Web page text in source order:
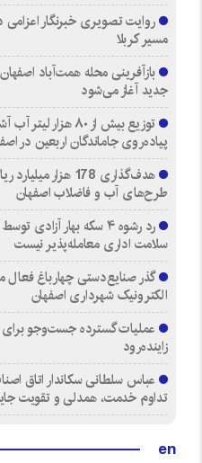
روایت تصویری خبرنگار
مسیر کربلا
جدید آغاز می‌شود
توزیع بیش از ۸۰
پیاده‌روی جاماندگان اربعین در
هدف‌گذاری 178
طرح‌های آب و فاضلاب اصفهان
رد رشوه ۴ سکه بهار
سلامت اداری معامله‌پذیر نیست
گذر صنایع‌دستی چهارباغ
الکترونیک شهرداری اصفهان
عملیات گسترده جست‌وجو
زاینده‌رود
عباس سلطانی سکاندار اتاق
تداوم خدمت، همدلی و تقویت
en